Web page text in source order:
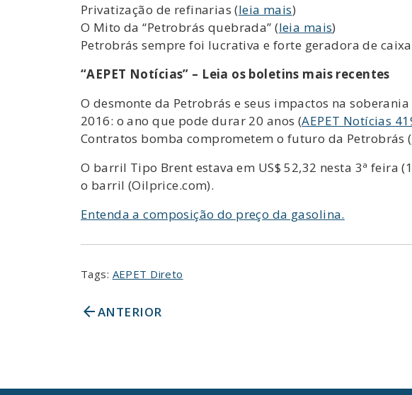
Privatização de refinarias (leia mais)
O Mito da “Petrobrás quebrada” (leia mais)
Petrobrás sempre foi lucrativa e forte geradora de
“AEPET Notícias” – Leia os boletins mais recentes
O desmonte da Petrobrás e seus impactos na
2016: o ano que pode durar 20 anos (AEPET Notícias
Contratos bomba comprometem o futuro da Petrobrás (
O barril Tipo Brent estava em US$ 52,32 nesta 3ª feira
o barril (Oilprice.com).
Entenda a composição do preço da gasolina.
Tags: AEPET Direto
arrow_backANTERIOR